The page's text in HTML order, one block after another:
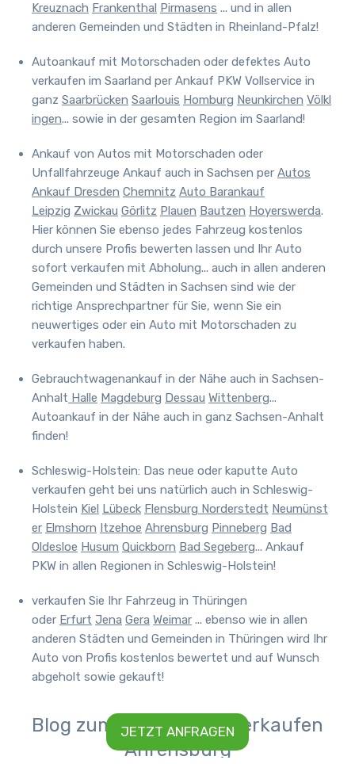
Kreuznach Frankenthal Pirmasens ... und in allen
anderen Gemeinden und Städten in Rheinland-Pfalz!
Autoankauf mit Motorschaden oder defektes Auto
verkaufen im Saarland per Ankauf PKW Vollservice in
ganz Saarbrücken Saarlouis Homburg Neunkirchen Völkl
ingen... sowie in der gesamten Region im Saarland!
Ankauf von Autos mit Motorschaden oder
Unfallfahrzeuge Ankauf auch in Sachsen per Autos
Ankauf Dresden Chemnitz Auto Barankauf
Leipzig Zwickau Görlitz Plauen Bautzen Hoyerswerda.
Hier können Sie ebenso jedes Fahrzeug kostenlos
durch unsere Profis bewerten lassen und Ihr Auto
sofort verkaufen mit Abholung... auch in allen anderen
Gemeinden und Städten in Sachsen sind wie der
richtige Ansprechpartner für Sie, wenn Sie ein
neuwertiges oder ein Auto mit Motorschaden zu
verkaufen haben.
Gebrauchtwagenankauf in der Nähe auch in Sachsen-
Anhalt Halle Magdeburg Dessau Wittenberg...
Autoankauf in der Nähe auch in ganz Sachsen-Anhalt
finden!
Schleswig-Holstein: Das neue oder kaputte Auto
verkaufen geht bei uns natürlich auch in Schleswig-
Holstein Kiel Lübeck Flensburg Norderstedt Neumünst
er Elmshorn Itzehoe Ahrensburg Pinneberg Bad
Oldesloe Husum Quickborn Bad Segeberg... Ankauf
PKW in allen Regionen in Schleswig-Holstein!
verkaufen Sie Ihr Fahrzeug in Thüringen
oder Erfurt Jena Gera Weimar ... ebenso wie in allen
anderen Städten und Gemeinden in Thüringen wird Ihr
Auto von Profis kostenlos bewertet und auf Wunsch
abgeholt sowie gekauft!
Blog zum Thema Auto verkaufen
Ahrensburg
JETZT ANFRAGEN